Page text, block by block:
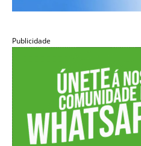
Publicidade